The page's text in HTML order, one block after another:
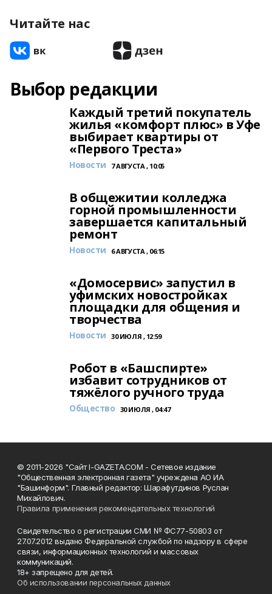
Читайте нас
Выбор редакции
Каждый третий покупатель
жилья «комфорт плюс» в Уфе
выбирает квартиры от
«Первого Треста»
Новости 7 АВГУСТА , 10:05
В общежитии колледжа
горной промышленности
завершается капитальный
ремонт
Новости 6 АВГУСТА , 06:15
«Домосервис» запустил в
уфимских новостройках
площадки для общения и
творчества
Новости 30 ИЮЛЯ , 12:59
Робот в «Башспирте»
избавит сотрудников от
тяжёлого ручного труда
Общество 30 ИЮЛЯ , 04:47
© 2011-2026 "Сайт I-GAZETA.COM - Сетевое издание
"Общественная электронная газета" учреждена АО ИА
"Башинформ". Главный редактор: Шарафутдинов Руслан
Михайлович.
Правила применения рекомендательных технологий
Свидетельство о регистрации СМИ № ФС77-50803 от
27.07.2012 выдано Федеральной службой по надзору в сфере
связи, информационных технологий и массовых
коммуникаций.
18+ запрещено для детей.
Об использовании персональных данных